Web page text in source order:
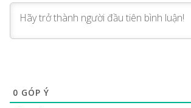
0 GÓP Ý